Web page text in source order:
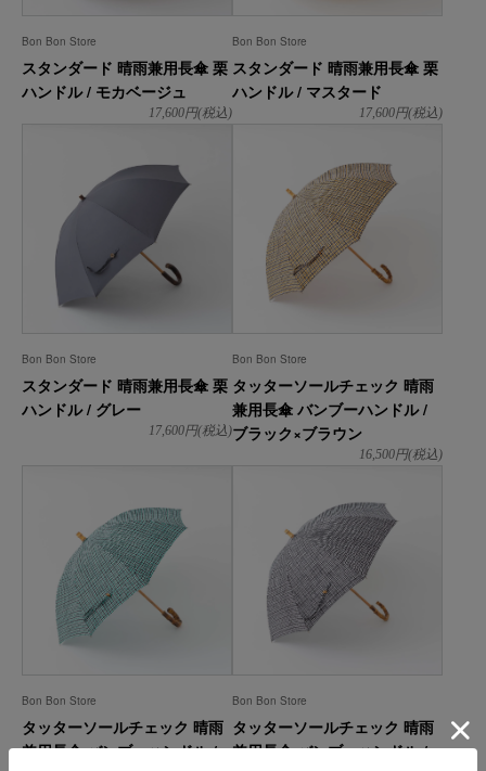
Bon Bon Store
スタンダード 晴雨兼用長傘 栗
ハンドル / モカベージュ
17,600円(税込)
Bon Bon Store
スタンダード 晴雨兼用長傘 栗
ハンドル / マスタード
17,600円(税込)
Bon Bon Store
スタンダード 晴雨兼用長傘 栗
ハンドル / グレー
17,600円(税込)
Bon Bon Store
タッターソールチェック 晴雨
兼用長傘 バンブーハンドル /
ブラック×ブラウン
16,500円(税込)
Bon Bon Store
タッターソールチェック 晴雨
兼用長傘 バンブーハンドル /
Bon Bon Store
タッターソールチェック 晴雨
兼用長傘 バンブーハンドル /